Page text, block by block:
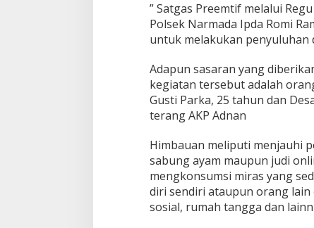
” Satgas Preemtif melalui
Polsek Narmada Ipda Romi
untuk melakukan penyuluhan
Adapun sasaran yang
kegiatan tersebut adalah
Gusti Parka, 25 tahun dan
terang AKP Adnan
Himbauan meliputi menjauhi
sabung ayam maupun judi
mengkonsumsi miras yang
diri sendiri ataupun orang
sosial, rumah tangga dan